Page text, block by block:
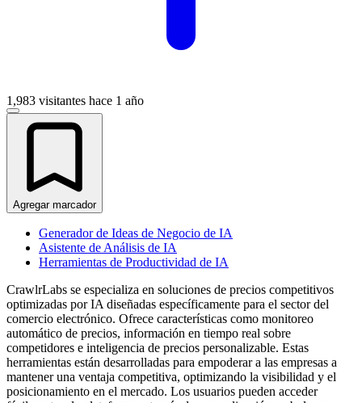
1,983 visitantes hace 1 año
Agregar marcador
Generador de Ideas de Negocio de IA
Asistente de Análisis de IA
Herramientas de Productividad de IA
CrawlrLabs se especializa en soluciones de precios competitivos
optimizadas por IA diseñadas específicamente para el sector del
comercio electrónico. Ofrece características como monitoreo
automático de precios, información en tiempo real sobre
competidores e inteligencia de precios personalizable. Estas
herramientas están desarrolladas para empoderar a las empresas a
mantener una ventaja competitiva, optimizando la visibilidad y el
posicionamiento en el mercado. Los usuarios pueden acceder